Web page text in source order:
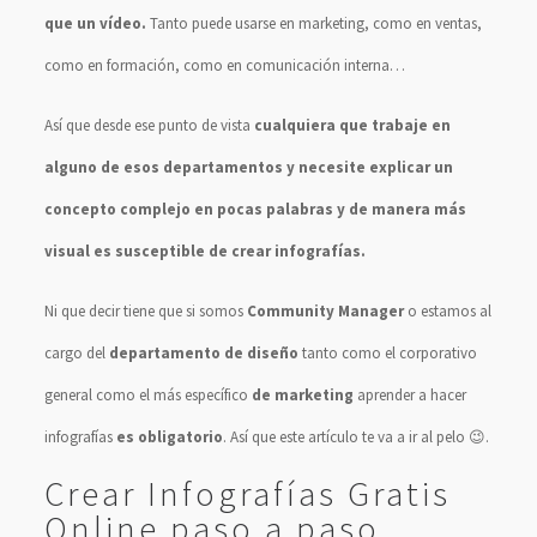
que un vídeo. Tanto puede usarse en marketing, como en ventas,
como en formación, como en comunicación interna…
Así que desde ese punto de vista cualquiera que trabaje en
alguno de esos departamentos y necesite explicar un
concepto complejo en pocas palabras y de manera más
visual es susceptible de crear infografías.
Ni que decir tiene que si somos Community Managero estamos al
cargo del departamento de diseño tanto como el corporativo
general como el más específico de marketing aprender a hacer
infografías es obligatorio. Así que este artículo te va a ir al pelo 😉.
Crear Infografías Gratis
Online paso a paso